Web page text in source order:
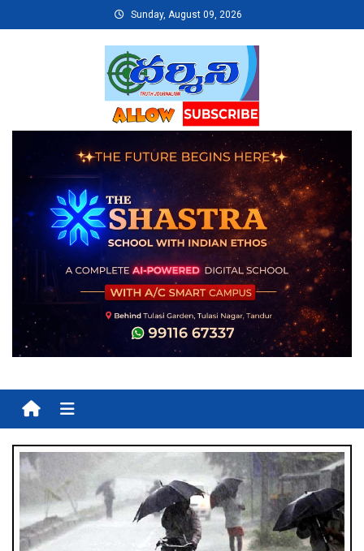
to
Sunday, August 09, 2026
Menu